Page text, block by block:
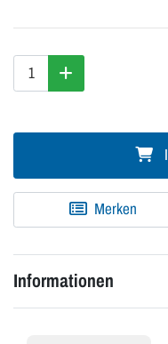
Merken
Informationen